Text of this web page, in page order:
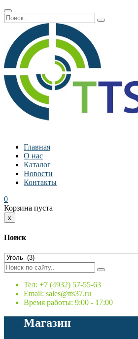
Главная
О нас
Каталог
Новости
Контакты
0
Корзина пуста
x
Поиск
Тел: +7 (4932) 57-55-63
Email: sales@tts37.ru
Время работы: 9:00 - 17:00
Магазин